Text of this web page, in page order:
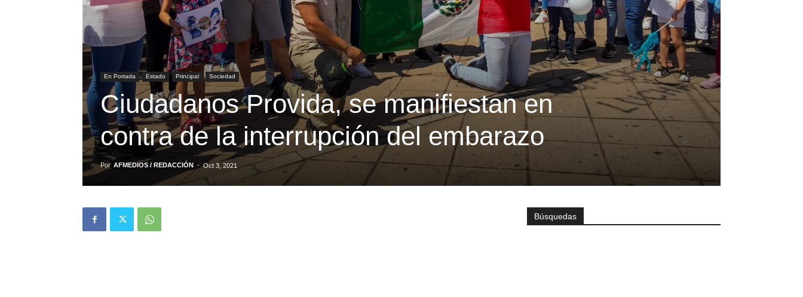
En Portada Estado Principal Sociedad
Ciudadanos Provida, se manifiestan en
contra de la interrupción del embarazo
Por AFMEDIOS / REDACCIÓN - Oct 3, 2021
Búsquedas